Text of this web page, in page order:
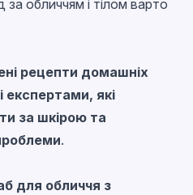
обличчям і тілом варто
рецепти домашніх
експертами, які
за шкірою та
.
для обличчя з